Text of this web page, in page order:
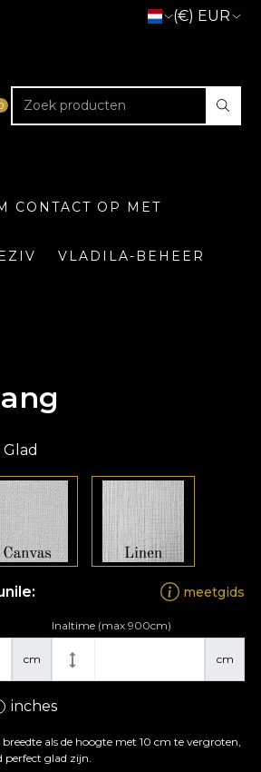
(€) EUR
CONTACT OP MET
VLADILA-BEHEER
Glad
meetgids
cm cm
Inaltime (max 900cm)
inches
als de hoogte met 10 cm te vergroten,
perfect glad zijn.